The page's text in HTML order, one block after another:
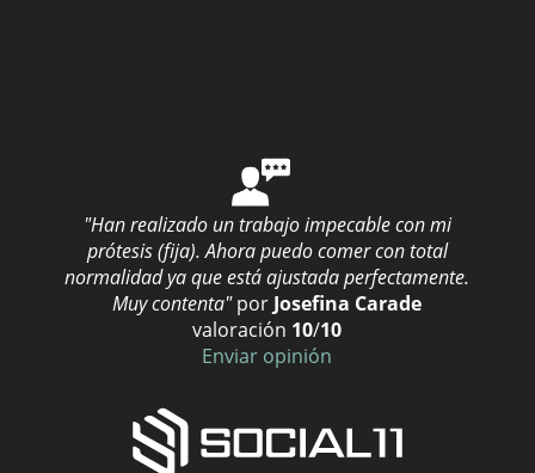
PRÓTESIS DENTAL EN CIUDAD REAL
PRÓTESIS DENTAL EN GUADALAJARA
PRÓTESIS DENTAL EN SALAMANCA
PRÓTESIS DENTAL EN ÁLAVA
"Han realizado un trabajo impecable con mi
prótesis (fija). Ahora puedo comer con total
normalidad ya que está ajustada perfectamente.
Muy contenta" por Josefina Carade
valoración 10/10
Enviar opinión